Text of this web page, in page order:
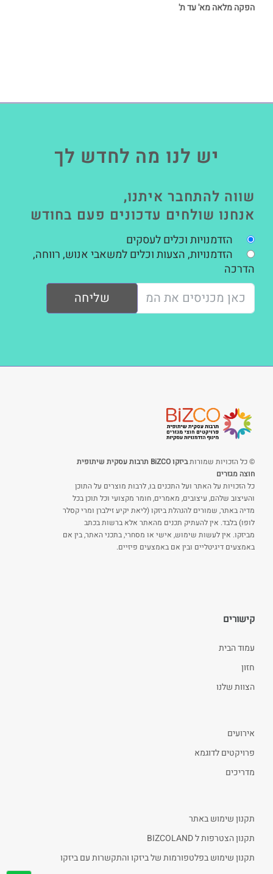
הפקה מלאה מא' עד ת'
יש לנו מה לחדש לך
שווה להתחבר איתנו,
אנחנו שולחים עדכונים פעם בחודש
הזדמנויות וכלים לעסקים
הזדמנויות, הצעות וכלים למשאבי אנוש, רווחה,
הדרכה
שליחה
© כל הזכויות שמורות
ביזקו BiZCO תרבות עסקית שיתופית
חוצה מגזרים
כל הזכויות על האתר ועל התכנים בו, לרבות מוצרים על התוכן
והעיצוב שלהם, עיצובים, מאמרים, חומר מקצועי וכל תוכן בכל
מדיה באתר, שמורים להנהלת ביזקו (ליאת יקיע זילברן ומרי קסלר
לופו) בלבד. אין להעתיק תכנים מהאתר אלא ברשות בכתב
מביזקו. אין לעשות שימוש, אישי או מסחרי, בתכני האתר, בין אם
באמצעים דיגיטליים ובין אם באמצעים פיזיים.
קישורים
עמוד הבית
חזון
הצוות שלנו
אירועים
פרויקטים לדוגמא
מדריכים
תקנון שימוש באתר
תקנון הצטרפות ל BIZCOLAND
תקנון שימוש בפלטפורמות של ביזקו והתקשרות עם ביזקו